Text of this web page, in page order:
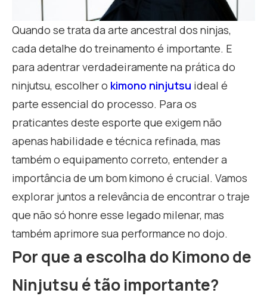
Quando se trata da arte ancestral dos ninjas,
cada detalhe do treinamento é importante. E
para adentrar verdadeiramente na prática do
ninjutsu, escolher o kimono ninjutsu ideal é
parte essencial do processo. Para os
praticantes deste esporte que exigem não
apenas habilidade e técnica refinada, mas
também o equipamento correto, entender a
importância de um bom kimono é crucial. Vamos
explorar juntos a relevância de encontrar o traje
que não só honre esse legado milenar, mas
também aprimore sua performance no dojo.
Por que a escolha do Kimono de
Ninjutsu é tão importante?